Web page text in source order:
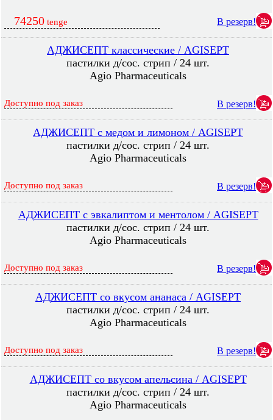
74250 tenge В резерв!
АДЖИСЕПТ классические / AGISEPT
пастилки д/сос. стрип / 24 шт.
Agio Pharmaceuticals
Доступно под заказ В резерв!
АДЖИСЕПТ с медом и лимоном / AGISEPT
пастилки д/сос. стрип / 24 шт.
Agio Pharmaceuticals
Доступно под заказ В резерв!
АДЖИСЕПТ с эвкалиптом и ментолом / AGISEPT
пастилки д/сос. стрип / 24 шт.
Agio Pharmaceuticals
Доступно под заказ В резерв!
АДЖИСЕПТ со вкусом ананаса / AGISEPT
пастилки д/сос. стрип / 24 шт.
Agio Pharmaceuticals
Доступно под заказ В резерв!
АДЖИСЕПТ со вкусом апельсина / AGISEPT
пастилки д/сос. стрип / 24 шт.
Agio Pharmaceuticals